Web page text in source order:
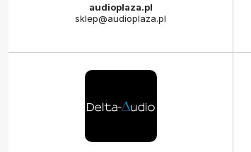
audioplaza.pl
sklep@audioplaza.pl